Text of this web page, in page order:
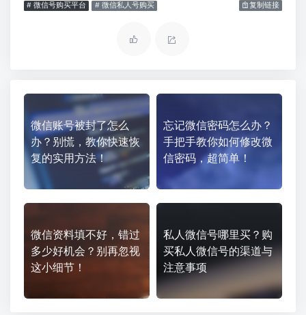
# 微信号购买平台 # 微信私人号购买 复制链接
微信账号被封了怎么
办？别慌，教你快速恢
复的实用方法！
忘记微信密码怎么办？
手把手教你如何修改微
信密码，超简单！
微信资料填不好，错过
多少好机会？别再忽视
这小细节！
私人微信号哪里买？购
买私人微信号的渠道与
注意事项